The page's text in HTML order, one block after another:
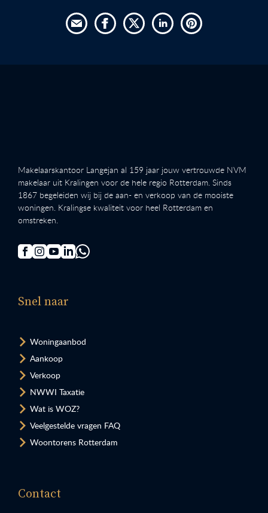
Makelaarskantoor Langejan al 159 jaar jouw vertrouwde NVM
makelaar uit Kralingen voor de hele regio Rotterdam. Sinds
1867 begeleiden wij bij de aan- en verkoop van de mooiste
woningen. Kralingse kwaliteit voor heel Rotterdam en
omstreken.
Snel naar
Woningaanbod
Aankoop
Verkoop
NWWI Taxatie
Wat is WOZ?
Veelgestelde vragen FAQ
Woontorens Rotterdam
Contact